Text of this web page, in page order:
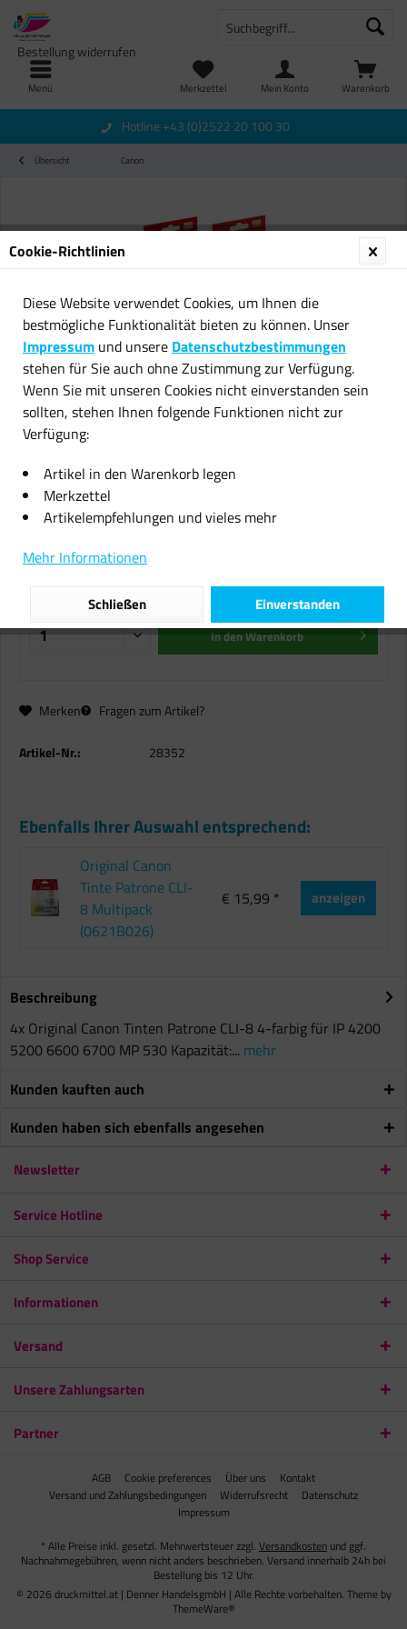
Menü Warenkorb
Merkzettel
Bestellung widerrufen
Mein Konto
Hotline +43 (0)2522 20 100 30
Übersicht Canon
4x Original Canon Tinten Patrone
CLI-8 4-farbig für IP 4200 5200
6600 6700 MP 530
40,33 € *
inkl. MwSt.zzgl. Versandkosten
Sofort versandfertig, Lieferzeit ca. 1-2 Werktage
In denWarenkorb
Merken Fragen zum Artikel?
Artikel-Nr.: 28352
Ebenfalls Ihrer Auswahl entsprechend:
Original Canon
Tinte Patrone CLI-
8 Multipack
(0621B026)
€ 15,99 * anzeigen
Beschreibung
4x Original Canon Tinten Patrone CLI-8 4-farbig für IP 4200
5200 6600 6700 MP 530 Kapazität:... mehr
Kunden kauften auch
Kunden haben sich ebenfalls angesehen
Newsletter
Service Hotline
Shop Service
Informationen
Versand
Unsere Zahlungsarten
Partner
AGB Cookie preferences Über uns
Kontakt
Versand und Zahlungsbedingungen
Widerrufsrecht
Datenschutz
Impressum
* Alle Preise inkl. gesetzl. Mehrwertsteuer zzgl. Versandkosten und ggf.
Nachnahmegebühren, wenn nicht anders beschrieben. Versand innerhalb 24h bei
Bestellung bis 12 Uhr.
© 2026 druckmittel.at | Denner HandelsgmbH | Alle Rechte vorbehalten. Theme by
ThemeWare®
Cookie-Richtlinien
Diese Website verwendet Cookies, um Ihnen die
bestmögliche Funktionalität bieten zu können. Unser
Impressum und unsere Datenschutzbestimmungen
stehen für Sie auch ohne Zustimmung zur Verfügung.
Wenn Sie mit unseren Cookies nicht einverstanden sein
sollten, stehen Ihnen folgende Funktionen nicht zur
Verfügung:
Artikel in den Warenkorb legen
Merkzettel
Artikelempfehlungen und vieles mehr
Mehr Informationen
Einverstanden
Schließen